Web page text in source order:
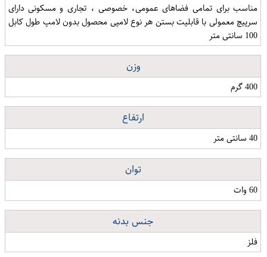
مناسب برای تمامی فضاهای عمومی، خصوصی ، تجاری و مسکونی دارای
سرپیچ معمولی با قابلیت بستن هر نوع لامپی محصول بدون لامپ طول کابل
100 سانتی متر
وزن
400 گرم
ارتفاع
40 سانتی متر
توان
60 وات
جنس بدنه
فلز